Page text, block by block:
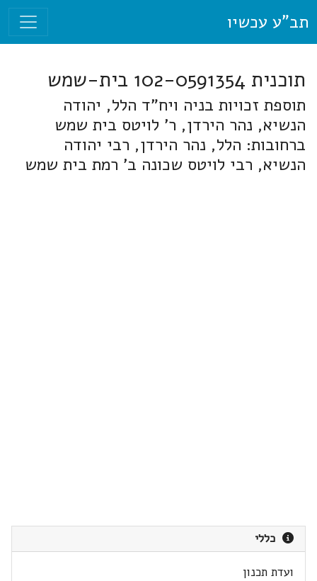
תב"ע עכשיו
תוכנית 102-0591354 בית-שמש
תוספת זכויות בניה ויח"ד הלל, יהודה
הנשיא, נהר הירדן, ר' לויטס בית שמש
ברחובות: הלל, נהר הירדן, רבי יהודה
הנשיא, רבי לויטס שכונה ב' רמת בית שמש
כללי
ועדת תכנון